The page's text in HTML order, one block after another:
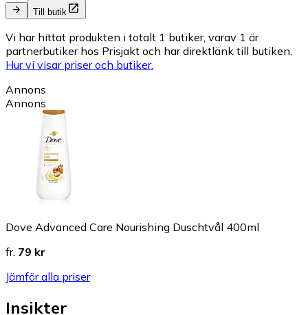
Till butik
Vi har hittat produkten i totalt 1 butiker, varav 1 är
partnerbutiker hos Prisjakt och har direktlänk till butiken.
Hur vi visar priser och butiker.
Annons
Annons
Dove Advanced Care Nourishing Duschtvål 400ml
fr. 79 kr
Jämför alla priser
Insikter